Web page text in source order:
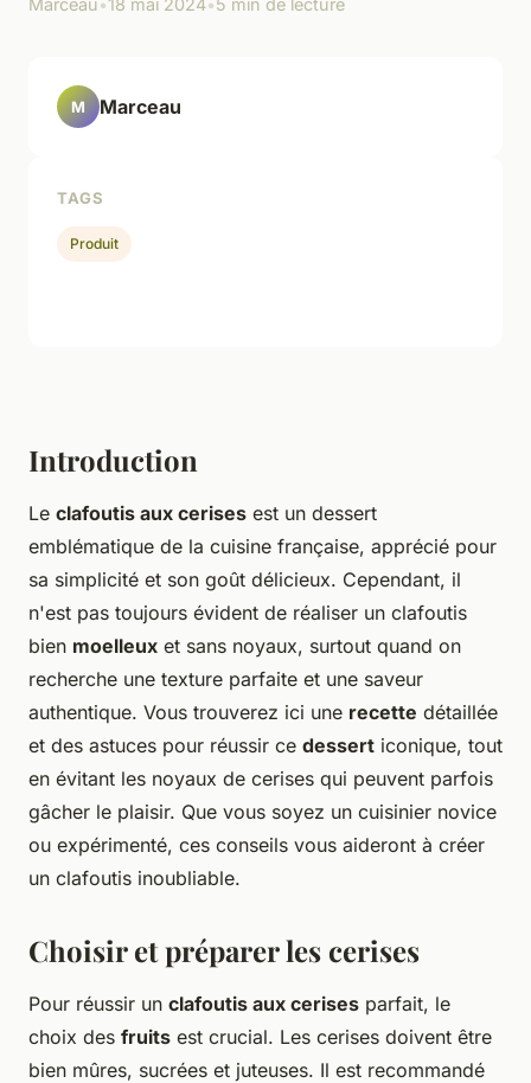
Marceau•18 mai 2024•5 min de lecture
Introduction
Le clafoutis aux cerises est un dessert
emblématique de la cuisine française, apprécié pour
sa simplicité et son goût délicieux. Cependant, il
n'est pas toujours évident de réaliser un clafoutis
bien moelleux et sans noyaux, surtout quand on
recherche une texture parfaite et une saveur
authentique. Vous trouverez ici une recette détaillée
et des astuces pour réussir ce dessert iconique, tout
en évitant les noyaux de cerises qui peuvent parfois
gâcher le plaisir. Que vous soyez un cuisinier novice
ou expérimenté, ces conseils vous aideront à créer
un clafoutis inoubliable.
Choisir et préparer les cerises
Pour réussir un clafoutis aux cerises parfait, le
choix des fruits est crucial. Les cerises doivent être
bien mûres, sucrées et juteuses. Il est recommandé
M Marceau
TAGS
Produit